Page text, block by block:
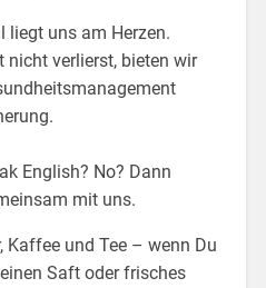
liegt uns am Herzen.
nicht verlierst, bieten wir
English? No? Dann
mit uns.
Kaffee und Tee – wenn Du
Saft oder frisches